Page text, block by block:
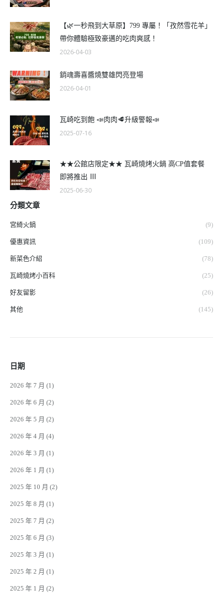
【🌿一秒飛到大草原】799 專屬！「孜然雪花羊」
帶你體驗極致豪邁的吃肉爽感！
2026-04-03
銷魂壽喜醬燒雙雄閃亮登場
2026-04-01
瓦崎吃到飽 📣肉肉🥩升級警報📣
2025-07-16
★★公館店限定★★ 瓦崎燒烤火鍋 高CP值套餐
即將推出 Ⅲ
2025-06-30
分類文章
宮綺火鍋 (9)
優惠資訊 (109)
新菜色介紹 (78)
瓦崎燒烤小百科 (25)
好友留影 (26)
其他 (145)
日期
2026 年 7 月 (1)
2026 年 6 月 (2)
2026 年 5 月 (2)
2026 年 4 月 (4)
2026 年 3 月 (1)
2026 年 1 月 (1)
2025 年 10 月 (2)
2025 年 8 月 (1)
2025 年 7 月 (2)
2025 年 6 月 (3)
2025 年 3 月 (1)
2025 年 2 月 (1)
2025 年 1 月 (2)